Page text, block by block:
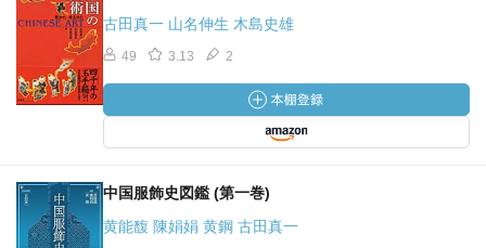
古田真一 山名伸生 木島史雄
49 3.13 2
中国服飾史図鑑 (第一巻)
黄能馥 陳娟娟 黄鋼 古田真一